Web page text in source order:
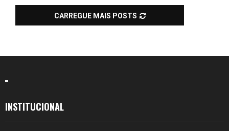
CARREGUE MAIS POSTS
INSTITUCIONAL